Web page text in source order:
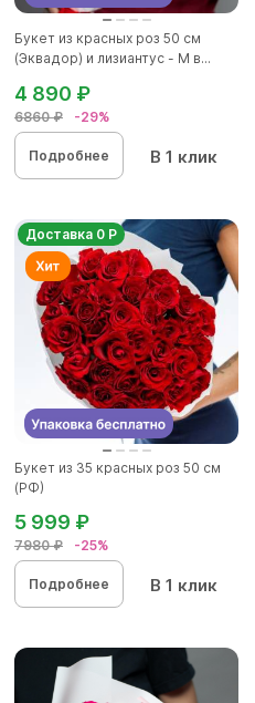
Букет из красных роз 50 см
(Эквадор) и лизиантус - М в...
6860 ₽ -29%
4 890 ₽
Подробнее В 1 клик
Доставка 0 Р
Букет из 35 красных роз 50 см
(РФ)
7980 ₽ -25%
5 999 ₽
Подробнее В 1 клик